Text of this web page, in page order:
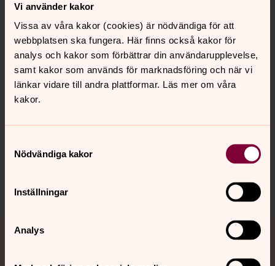
Vi använder kakor
Vissa av våra kakor (cookies) är nödvändiga för att
webbplatsen ska fungera. Här finns också kakor för
analys och kakor som förbättrar din användarupplevelse,
samt kakor som används för marknadsföring och när vi
länkar vidare till andra plattformar. Läs mer om våra
kakor.
Nödvändiga kakor
Inställningar
Analys
Kontakt
Kalender
Hitta snabbt
Sociala kanaler